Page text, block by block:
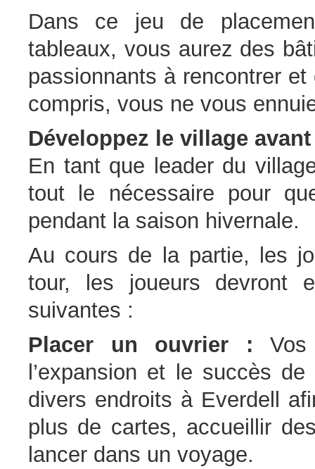
Dans ce jeu de
tableaux, vous aurez des
passionnants à rencontrer
compris, vous ne vous
Développez le village
En tant que leader du
tout le nécessaire pour
pendant la saison hivernale.
Au cours de la partie, les
tour, les joueurs devront
suivantes :
Placer un ouvrier : Vos
l’expansion et le succès
divers endroits à Everdell
plus de cartes, accueillir
lancer dans un voyage.